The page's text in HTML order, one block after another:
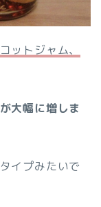
ットジャム、
大幅に増しま
イプみたいで